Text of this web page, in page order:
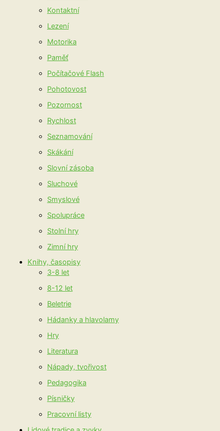
Kontaktní
Lezení
Motorika
Paměť
Počítačové Flash
Pohotovost
Pozornost
Rychlost
Seznamování
Skákání
Slovní zásoba
Sluchové
Smyslové
Spolupráce
Stolní hry
Zimní hry
Knihy, časopisy
3-8 let
8-12 let
Beletrie
Hádanky a hlavolamy
Hry
Literatura
Nápady, tvořivost
Pedagogika
Písničky
Pracovní listy